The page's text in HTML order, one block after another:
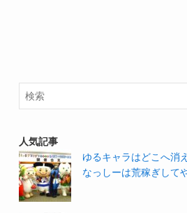
人気記事
ゆるキャラはどこへ消
なっしーは荒稼ぎして